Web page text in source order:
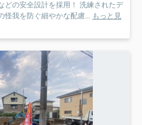
どの安全設計を採用！ 洗練されたデ
怪我を防ぐ細やかな配慮... もっと見